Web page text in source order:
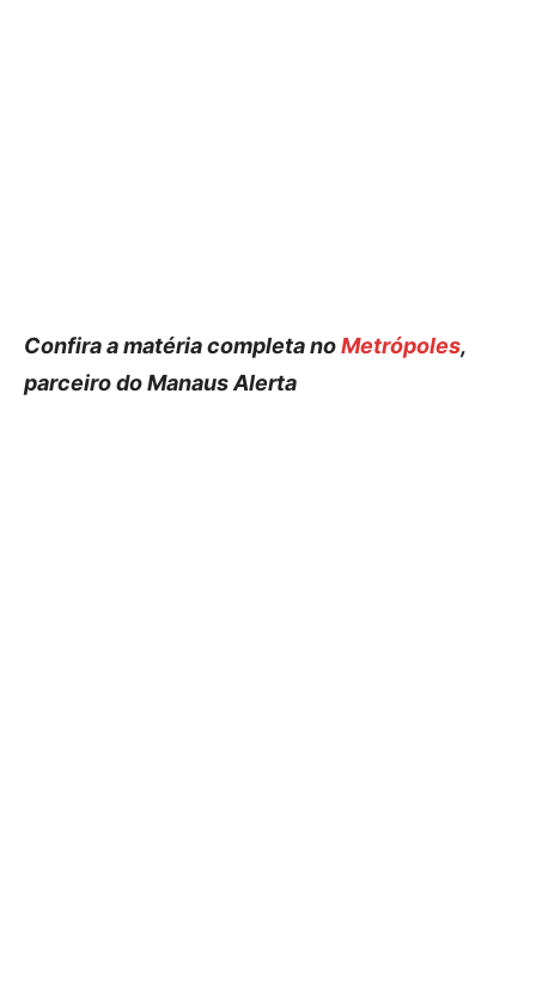
Confira a matéria completa noMetrópoles,
parceiro do Manaus Alerta